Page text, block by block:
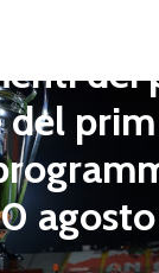
D,
dei
del prim
agosto